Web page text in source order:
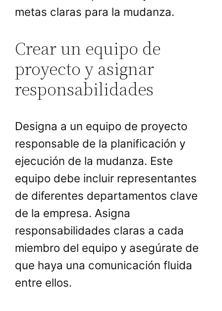
metas claras para la mudanza.
Crear un equipo de
proyecto y asignar
responsabilidades
Designa a un equipo de proyecto
responsable de la planificación y
ejecución de la mudanza. Este
equipo debe incluir representantes
de diferentes departamentos clave
de la empresa. Asigna
responsabilidades claras a cada
miembro del equipo y asegúrate de
que haya una comunicación fluida
entre ellos.